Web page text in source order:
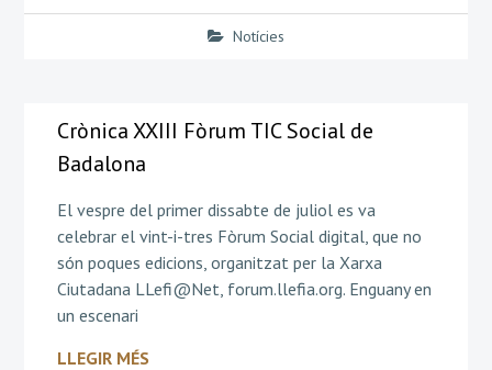
Notícies
Crònica XXIII Fòrum TIC Social de
Badalona
El vespre del primer dissabte de juliol es va
celebrar el vint-i-tres Fòrum Social digital, que no
són poques edicions, organitzat per la Xarxa
Ciutadana LLefi@Net, forum.llefia.org. Enguany en
un escenari
LLEGIR MÉS